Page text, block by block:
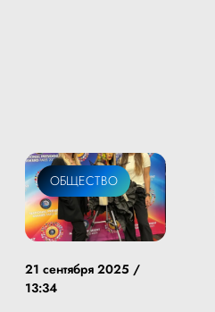
ОБЩЕСТВО
21 сентября 2025 /
13:34